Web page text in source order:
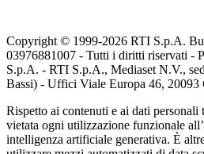
Copyright © 1999-2026 RTI S.p.A.
03976881007 - Tutti i diritti riservati -
S.p.A. - RTI S.p.A., Mediaset N.V.,
Bassi) - Uffici Viale Europa 46,
Rispetto ai contenuti e ai dati personali
vietata ogni utilizzazione funzionale
intelligenza artificiale generativa. È